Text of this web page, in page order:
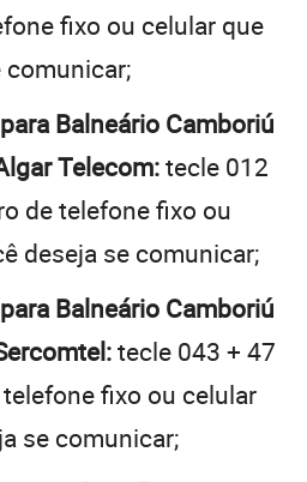
fixo ou celular que
comunicar;
Balneário Camboriú
Telecom:tecle 012
de telefone fixo ou
deseja se comunicar;
Balneário Camboriú
tecle 043 + 47
fixo ou celular
se comunicar;